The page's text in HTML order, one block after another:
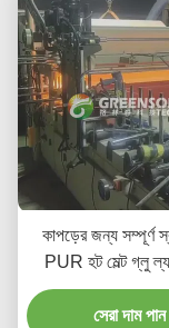
কাপড়ের জন্য সম্পূর্ণ
PUR হট মেল্ট গ্লু
মেশিন, ৫-১৭ মি/মিনিট
সহ
সেরা দাম পান